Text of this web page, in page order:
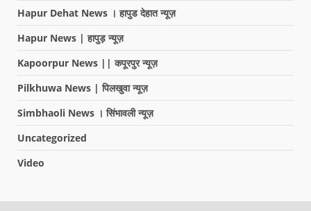
Hapur Dehat News । हापुड देहात न्यूज़
Hapur News | हापुड़ न्यूज़
Kapoorpur News || कपूरपुर न्यूज़
Pilkhuwa News | पिलखुवा न्यूज़
Simbhaoli News । सिंभावली न्यूज़
Uncategorized
Video